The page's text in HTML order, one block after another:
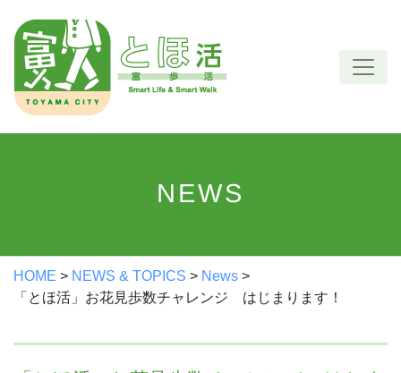
content
NEWS
HOME > NEWS & TOPICS > News >
「とほ活」お花見歩数チャレンジ はじまります！